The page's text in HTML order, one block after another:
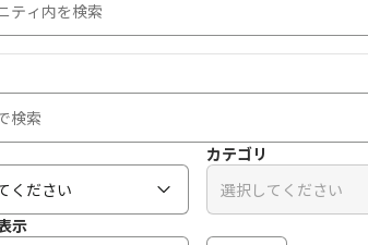
カテゴリ
ください
選択してください
示